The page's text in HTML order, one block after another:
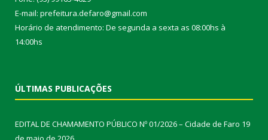
E-mail: prefeitura.defaro@gmail.com
Horário de atendimento: De segunda a sexta as 08:00hs à
14:00hs
ÚLTIMAS PUBLICAÇÕES
EDITAL DE CHAMAMENTO PÚBLICO Nº 01/2026 – Cidade de Faro 19